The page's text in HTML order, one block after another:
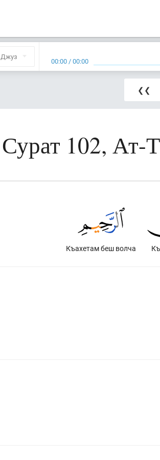
Джуз 00:00 /00:00
❮❮
Сурат 102, Ат-
Къахетам беш волча